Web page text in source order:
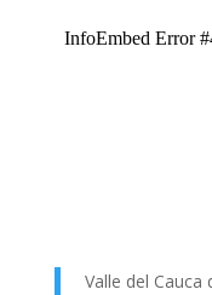
Valle del